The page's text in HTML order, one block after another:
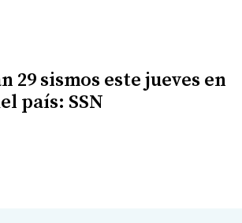
29 sismos este jueves en
país: SSN